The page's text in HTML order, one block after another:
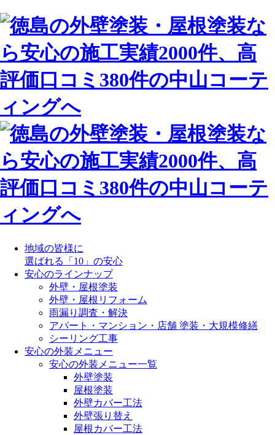
地域の皆様に
選ばれる「10」の安心
安心のラインナップ
外壁・屋根塗装
外壁・屋根リフォーム
雨漏り調査・解決
アパート・マンション・店舗 塗装・大規模修繕
シーリング工事
安心の外装メニュー
安心の外装メニュー一覧
外壁塗装
屋根塗装
外壁カバー工法
外壁張り替え
屋根カバー工法